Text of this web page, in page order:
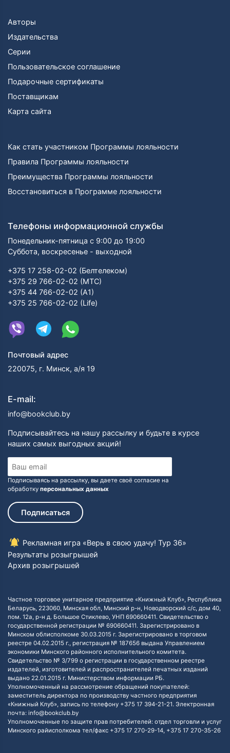
Авторы
Издательства
Серии
Пользовательское соглашение
Подарочные сертификаты
Поставщикам
Карта сайта
Как стать участником Программы лояльности
Правила Программы лояльности
Преимущества Программы лояльности
Восстановиться в Программе лояльности
Телефоны информационной службы
Понедельник-пятница с 9:00 до 19:00
Суббота, воскресенье - выходной
+375 17 258-02-02 (Белтелеком)
+375 29 766-02-02 (МТС)
+375 44 766-02-02 (А1)
+375 25 766-02-02 (Life)
Почтовый адрес
220075, г. Минск, а/я 19
E-mail:
info@bookclub.by
Подписывайтесь на нашу рассылку и будьте в курсе
наших самых выгодных акций!
Подписываясь на рассылку, вы даете своё согласие на
обработку персональных данных
Подписаться
Рекламная игра «Верь в свою удачу! Тур 36»
Результаты розыгрышей
Архив розыгрышей
Частное торговое унитарное предприятие «Книжный Клуб», Республика
Беларусь, 223060, Минская обл, Минский р-н, Новодворский с/с, дом 40,
пом. 12а, р-н д. Большое Стиклево, УНП 690660411. Свидетельство о
государственной регистрации № 690660411. Зарегистрировано в
Минском облисполкоме 30.03.2015 г. Зарегистрировано в торговом
реестре 04.02.2015 г., регистрация № 187656 выдана Управлением
экономики Минского районного исполнительного комитета.
Свидетельство № 3/799 о регистрации в государственном реестре
издателей, изготовителей и распространителей печатных изданий
выдано 22.01.2015 г. Министерством информации РБ.
Уполномоченный на рассмотрение обращений покупателей:
заместитель директора по производству частного предприятия
«Книжный Клуб», запись по телефону +375 17 394-21-21. Электронная
почта: info@bookclub.by
Уполномоченные по защите прав потребителей: отдел торговли и услуг
Минского райисполкома тел/факс +375 17 270-29-14, +375 17 270-35-26